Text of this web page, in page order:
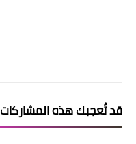
قد تُعجبك هذه المشاركات